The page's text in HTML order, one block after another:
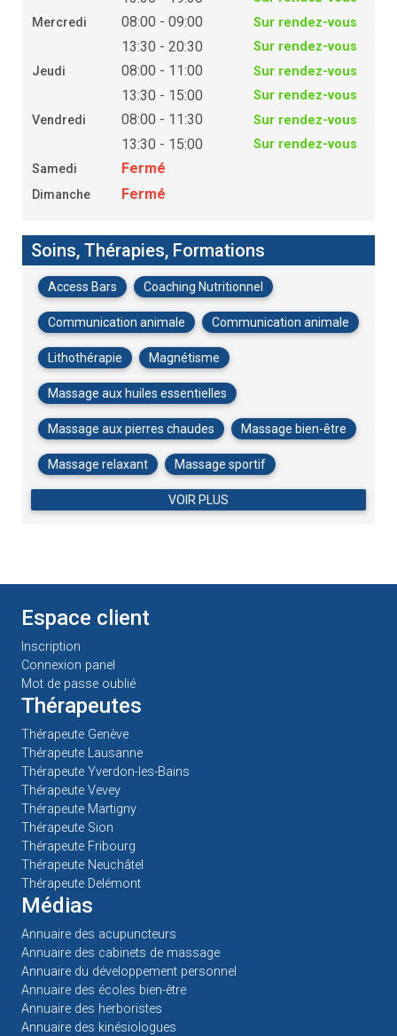
Mercredi
08:00 - 09:00 Sur rendez-vous
13:30 - 20:30
Sur rendez-vous
Jeudi
08:00 - 11:00 Sur rendez-vous
13:30 - 15:00
Sur rendez-vous
Vendredi
08:00 - 11:30 Sur rendez-vous
13:30 - 15:00
Sur rendez-vous
Samedi
Fermé
Dimanche Fermé
Soins, Thérapies, Formations
Access Bars Coaching Nutritionnel
Communication animale Communication animale
Lithothérapie Magnétisme
Massage aux huiles essentielles
Massage aux pierres chaudes Massage bien-être
Massage relaxant Massage sportif
VOIR PLUS
Espace client
Inscription
Connexion panel
Mot de passe oublié
Thérapeutes
Thérapeute Genève
Thérapeute Lausanne
Thérapeute Yverdon-les-Bains
Thérapeute Vevey
Thérapeute Martigny
Thérapeute Sion
Thérapeute Fribourg
Thérapeute Neuchâtel
Thérapeute Delémont
Médias
Annuaire des acupuncteurs
Annuaire des cabinets de massage
Annuaire du développement personnel
Annuaire des écoles bien-être
Annuaire des herboristes
Annuaire des kinésiologues